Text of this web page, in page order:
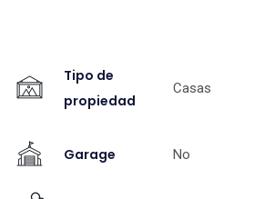
Tipo de
propiedad
Casas
Garage No